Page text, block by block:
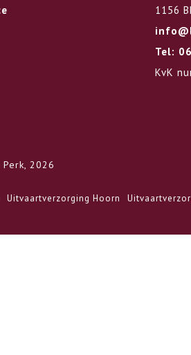
1156
Tel:
KvK
2026
Uitvaartverzorging Hoorn